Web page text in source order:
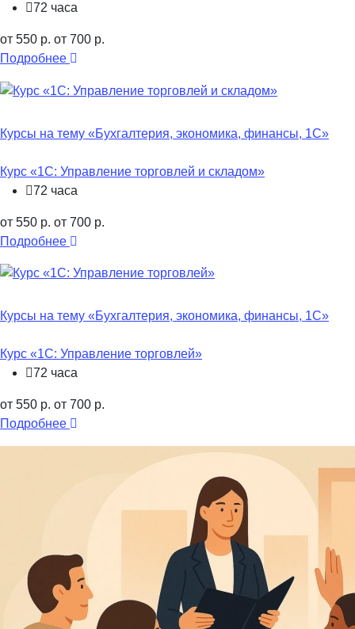
72 часа
от 550 р. от 700 р.
Подробнее
Курсы на тему «Бухгалтерия, экономика, финансы, 1С»
Курс «1С: Управление торговлей и складом»
72 часа
от 550 р. от 700 р.
Подробнее
Курсы на тему «Бухгалтерия, экономика, финансы, 1С»
Курс «1С: Управление торговлей»
72 часа
от 550 р. от 700 р.
Подробнее